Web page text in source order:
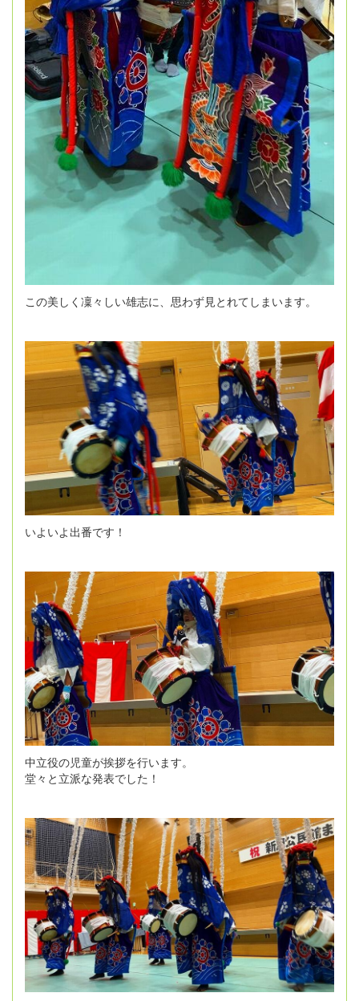
この美しく凜々しい雄志に、思わず見とれてしまいます。
いよいよ出番です！
中立役の児童が挨拶を行います。
堂々と立派な発表でした！